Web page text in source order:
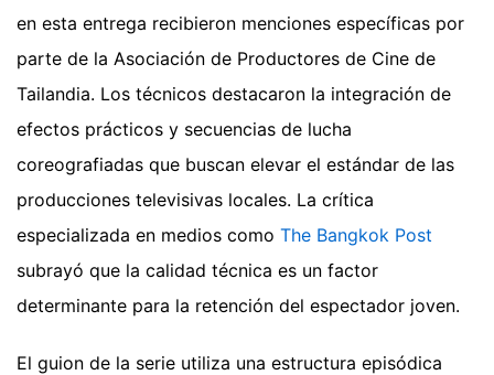
en esta entrega recibieron menciones específicas por
parte de la Asociación de Productores de Cine de
Tailandia. Los técnicos destacaron la integración de
efectos prácticos y secuencias de lucha
coreografiadas que buscan elevar el estándar de las
producciones televisivas locales. La crítica
especializada en medios como The Bangkok Post
subrayó que la calidad técnica es un factor
determinante para la retención del espectador joven.
El guion de la serie utiliza una estructura episódica